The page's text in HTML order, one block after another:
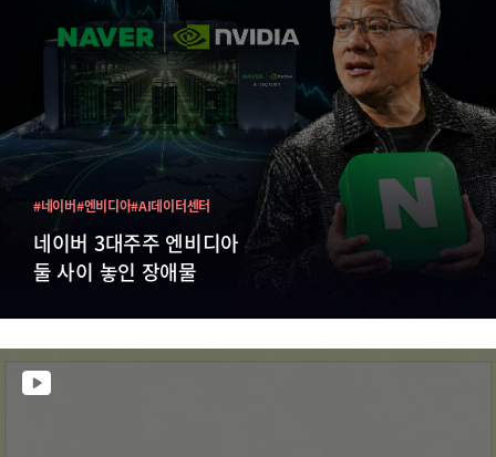
네이버 3대주주 엔비디아
둘 사이 놓인 장애물
#네이버#엔비디아#AI데이터센터